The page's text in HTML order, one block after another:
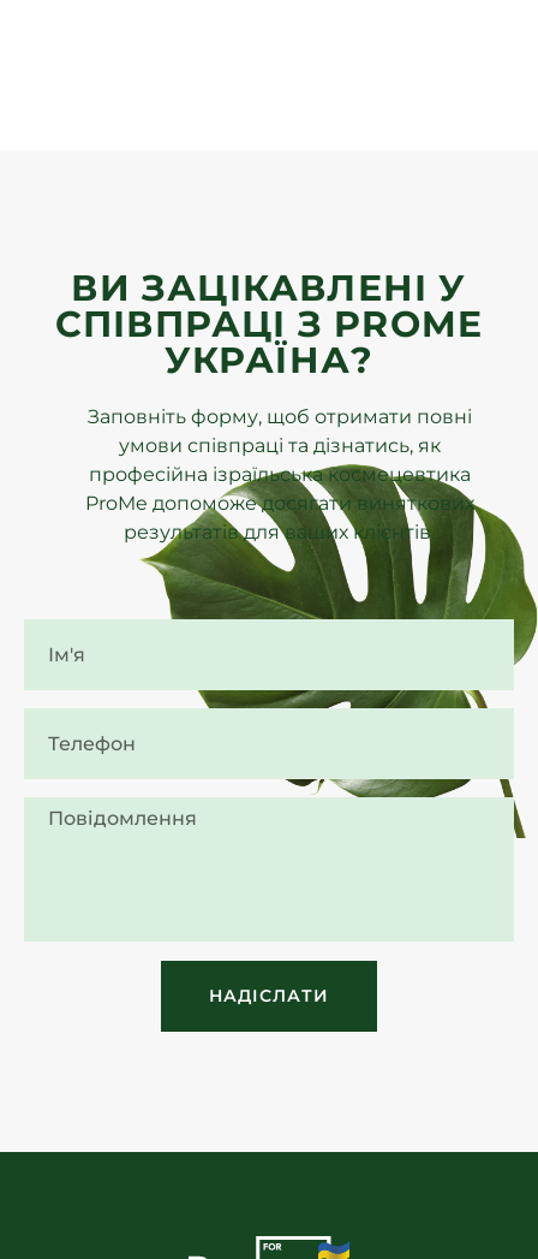
ВИ ЗАЦІКАВЛЕНІ У
СПІВПРАЦІ З PROME
УКРАЇНА?
Заповніть форму, щоб отримати повні
умови співпраці та дізнатись, як
професійна ізраїльська космецевтика
ProMe допоможе досягати виняткових
результатів для ваших клієнтів.
НАДІСЛАТИ